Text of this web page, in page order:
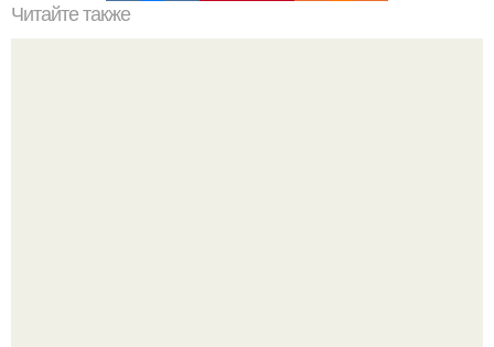
Читайте также